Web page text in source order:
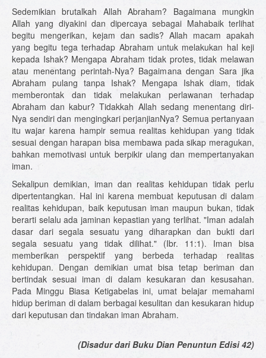
Sedemikian brutalkah Allah Abraham? Bagaimana mungkin
Allah yang diyakini dan dipercaya sebagai Mahabaik terlihat
begitu mengerikan, kejam dan sadis? Allah macam apakah
yang begitu tega terhadap Abraham untuk melakukan hal keji
kepada Ishak? Mengapa Abraham tidak protes, tidak melawan
atau menentang perintah-Nya? Bagaimana dengan Sara jika
Abraham pulang tanpa Ishak? Mengapa Ishak diam, tidak
memberontak dan tidak melakukan perlawanan terhadap
Abraham dan kabur? Tidakkah Allah sedang menentang diri-
Nya sendiri dan mengingkari perjanjianNya? Semua pertanyaan
itu wajar karena hampir semua realitas kehidupan yang tidak
sesuai dengan harapan bisa membawa pada sikap meragukan,
bahkan memotivasi untuk berpikir ulang dan mempertanyakan
iman.
Sekalipun demikian, iman dan realitas kehidupan tidak perlu
dipertentangkan. Hal ini karena membuat keputusan di dalam
realitas kehidupan, baik keputusan iman maupun bukan, tidak
berarti selalu ada jaminan kepastian yang terlihat. "Iman adalah
dasar dari segala sesuatu yang diharapkan dan bukti dari
segala sesuatu yang tidak dilihat." (Ibr. 11:1). Iman bisa
memberikan perspektif yang berbeda terhadap realitas
kehidupan. Dengan demikian umat bisa tetap beriman dan
bertindak sesuai iman di dalam kesukaran dan kesusahan.
Pada Minggu Biasa Ketigabelas ini, umat belajar memahami
hidup beriman di dalam berbagai kesulitan dan kesukaran hidup
dari keputusan dan tindakan iman Abraham.
(Disadur dari Buku Dian Penuntun Edisi 42)